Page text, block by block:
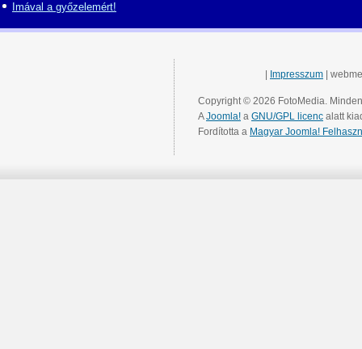
Imával a győzelemért!
Impresszum |
Copyright © 2026 FotoMedia.
AJoomla! a GNU/GPL licenc alatt
Fordította a Magyar Joomla!